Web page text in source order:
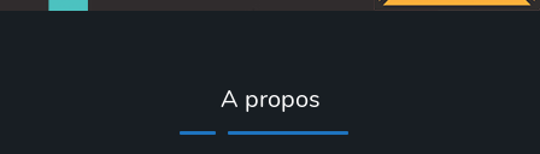
A propos